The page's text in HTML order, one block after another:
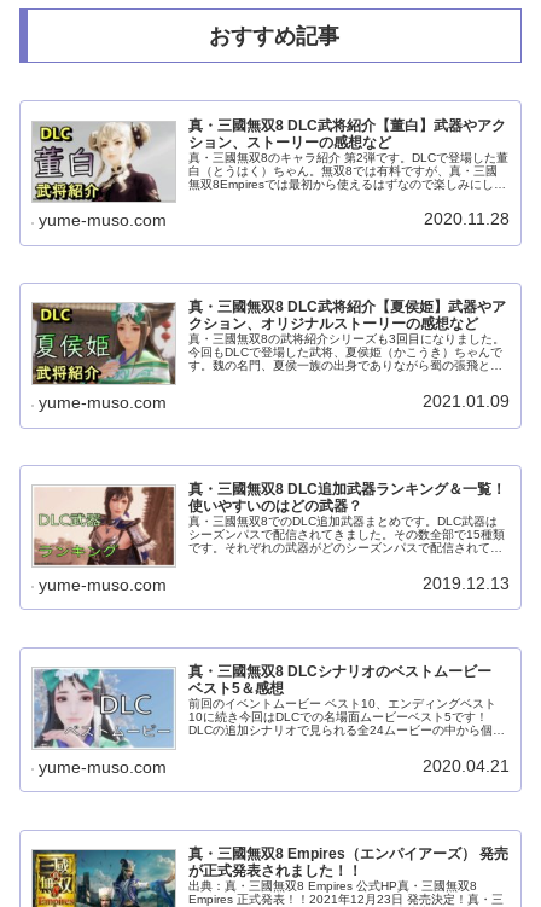
おすすめ記事
真・三國無双8 DLC武将紹介【董白】武器やアク
ション、ストーリーの感想など
真・三國無双8のキャラ紹介 第2弾です。DLCで登場した董
白（とうはく）ちゃん。無双8では有料ですが、真・三國
無双8Empiresでは最初から使えるはずなので楽しみにして
yume-muso.com 2020.11.28
真・三國無双8 DLC武将紹介【夏侯姫】武器やア
クション、オリジナルストーリーの感想など
真・三國無双8の武将紹介シリーズも3回目になりました。
今回もDLCで登場した武将、夏侯姫（かこうき）ちゃんで
す。魏の名門、夏侯一族の出身でありながら蜀の張飛と結
yume-muso.com 2021.01.09
真・三國無双8 DLC追加武器ランキング＆一覧！
使いやすいのはどの武器？
真・三國無双8でのDLC追加武器まとめです。DLC武器は
シーズンパスで配信されてきました。その数全部で15種類
です。それぞれの武器がどのシーズンパスで配信されてき
yume-muso.com 2019.12.13
真・三國無双8 DLCシナリオのベストムービー
ベスト5＆感想
前回のイベントムービー ベスト10、エンディングベスト
10に続き今回はDLCでの名場面ムービーベスト5です！
DLCの追加シナリオで見られる全24ムービーの中から個人
yume-muso.com 2020.04.21
真・三國無双8 Empires（エンパイアーズ） 発売
が正式発表されました！！
出典：真・三國無双8 Empires 公式HP真・三國無双8
Empires 正式発表！！2021年12月23日 発売決定！真・三